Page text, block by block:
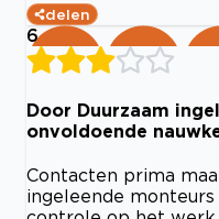
delen
6
Door Duurzaam
onvoldoende
Contacten prima
ingeleende